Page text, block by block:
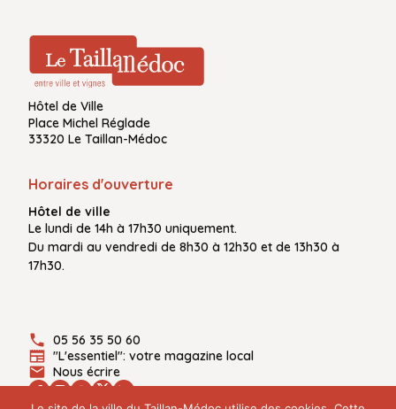
Hôtel de Ville
Place Michel Réglade
33320 Le Taillan-Médoc
Horaires d'ouverture
Hôtel de ville
Le lundi de 14h à 17h30 uniquement.
Du mardi au vendredi de 8h30 à 12h30 et de 13h30 à
17h30.
05 56 35 50 60
"L'essentiel": votre magazine local
Nous écrire